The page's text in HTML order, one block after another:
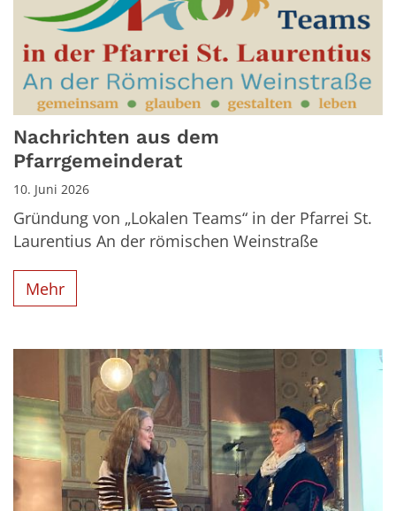
Nachrichten aus dem
Pfarrgemeinderat
10. Juni 2026
Gründung von „Lokalen Teams“ in der Pfarrei St.
Laurentius An der römischen Weinstraße
Mehr